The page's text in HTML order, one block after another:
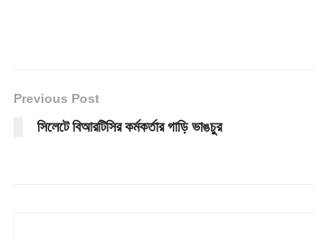
Previous Post
সিলেটে বিআরটিসির কর্মকর্তার গাড়ি ভাঙচুর